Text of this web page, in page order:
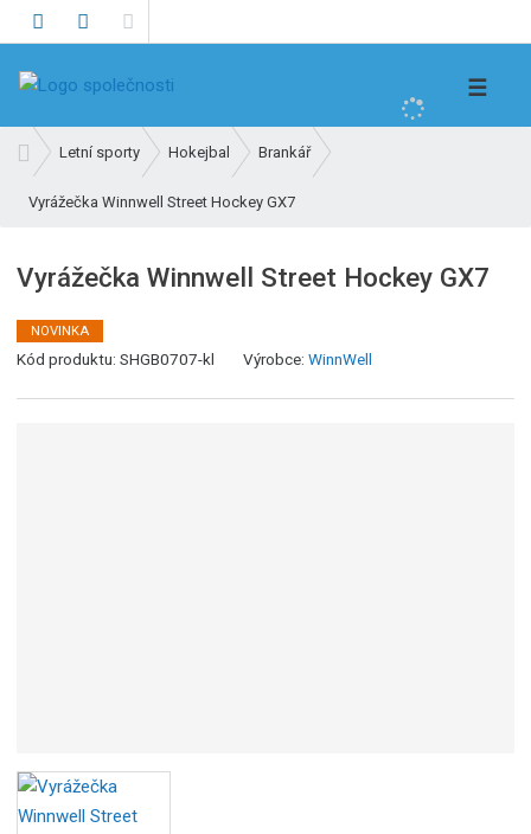
h
t
☰
v
o
í
t
r
Letní sporty Hokejbal Brankář
Vyrážečka Winnwell Street Hockey GX7
Vyrážečka Winnwell Street Hockey GX7
NOVINKA
Kód produktu:SHGB0707-kl Výrobce:WinnWell